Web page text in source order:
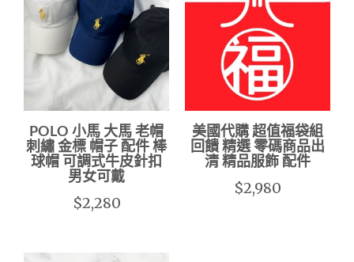
POLO 小馬 大馬 老帽
刺繡 金標 帽子 配件 棒
球帽 可調式牛皮針扣
男女可戴
$2,280
美國代購 超值福袋組
回饋 精選 零碼商品出
清 精品服飾 配件
$2,980